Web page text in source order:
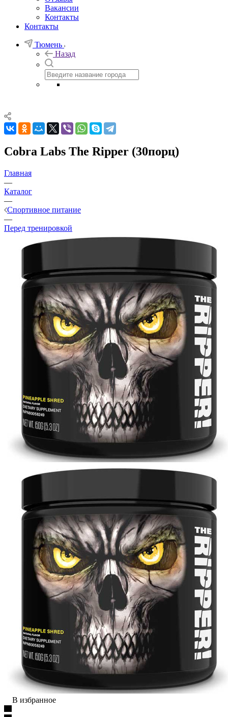
Вакансии
Контакты
Контакты
Тюмень
Назад
Cobra Labs The Ripper (30порц)
Главная
—
Каталог
—
Спортивное питание
—
Перед тренировкой
В избранное